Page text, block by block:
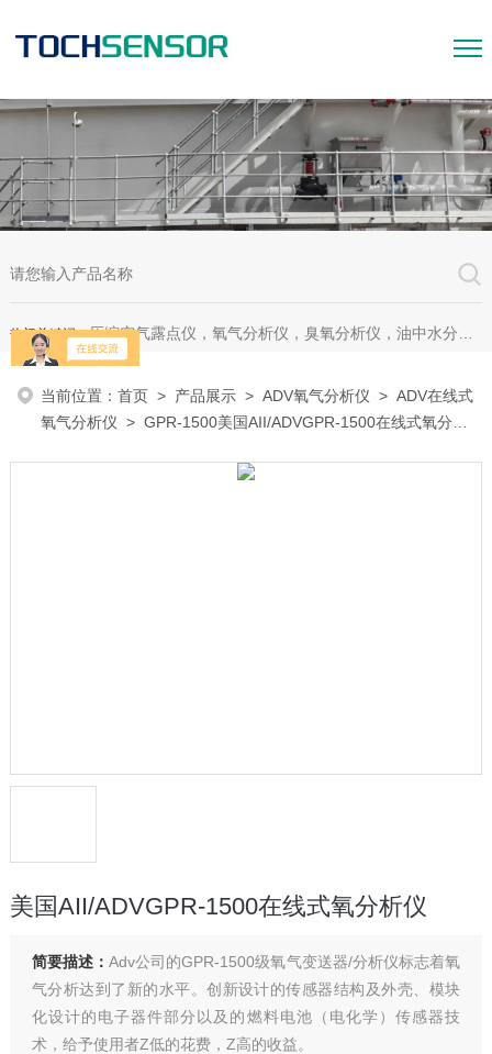
热门关键词：压缩空气露点仪，氧气分析仪，臭氧分析仪，油中水分析仪，超声波测漏仪。
当前位置：首页 > 产品展示 >ADV氧气分析仪 >ADV在线式
氧气分析仪 > GPR-1500美国AII/ADVGPR-1500在线式氧分析
美国AII/ADVGPR-1500在线式氧分析仪
简要描述：Adv公司的GPR-1500级氧气变送器/分析仪标志着氧
气分析达到了新的水平。创新设计的传感器结构及外壳、模块
化设计的电子器件部分以及的燃料电池（电化学）传感器技
术，给予使用者Z低的花费，Z高的收益。